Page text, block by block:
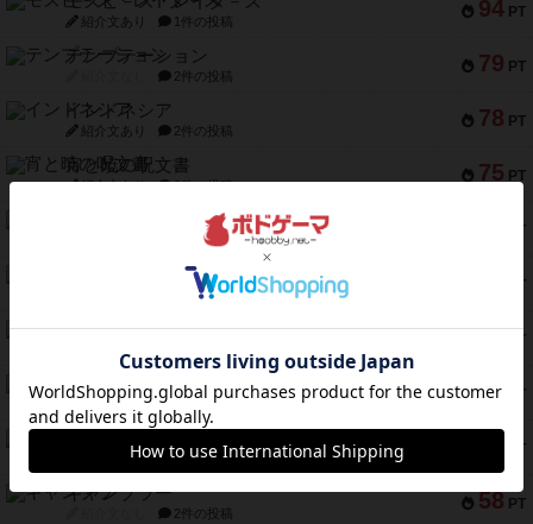
94 PT
紹介文あり 1件の投稿
79 PT
テンプテーション
2件の投稿
78 PT
インドネシア
紹介文あり 2件の投稿
75 PT
宵と暁の呪文書
紹介文あり 8件の投稿
PT
リスボン・トラム 28
9件の投稿
PT
1件の投稿
66 PT
ブラヴェスト
60 PT
スペクタキュラー
紹介文なし 1件の投稿
PT
紹介文あり 13件の投稿
58 PT
ギャンブラー
2件の投稿